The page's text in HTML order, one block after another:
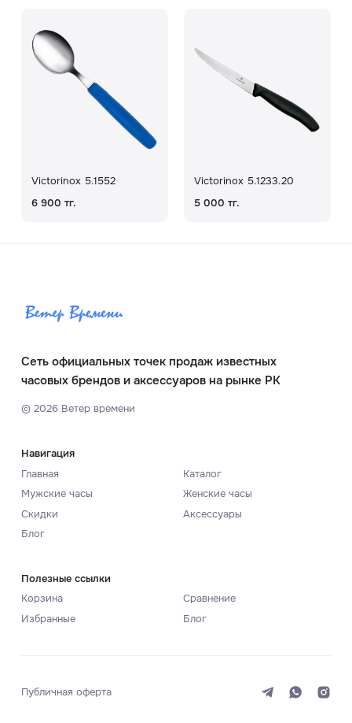
Victorinox 5.1552
6 900 тг.
Victorinox 5.1233.20
5 000 тг.
Сеть официальных точек продаж известных
часовых брендов и аксессуаров на рынке РК
© 2026Ветер времени
Навигация
Главная
Каталог
Мужские часы
Женские часы
Скидки
Аксессуары
Блог
Полезные ссылки
Корзина
Сравнение
Избранные
Блог
Публичная оферта Светлая